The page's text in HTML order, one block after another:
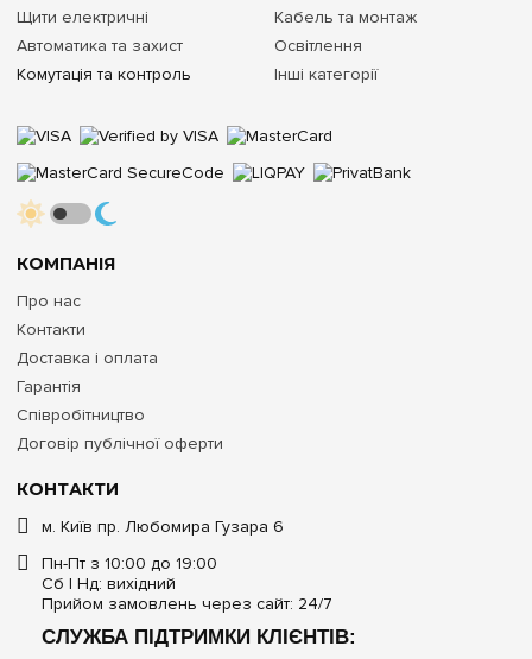
КОНТАКТИ
м. Київ пр. Любомира Гузара 6
Пн-Пт з 10:00 до 19:00
Сб | Нд: вихідний
Прийом замовлень через сайт: 24/7
СЛУЖБА ПІДТРИМКИ КЛІЄНТІВ:
КОМПАНІЯ
Про нас
Контакти
Доставка і оплата
Гарантія
Співробітництво
Договір публічної оферти
Щити електричні
Автоматика та захист
Комутація та контроль
Кабель та монтаж
Освітлення
Інші категорії